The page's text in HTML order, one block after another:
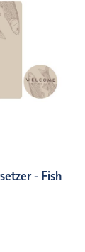
- Fish